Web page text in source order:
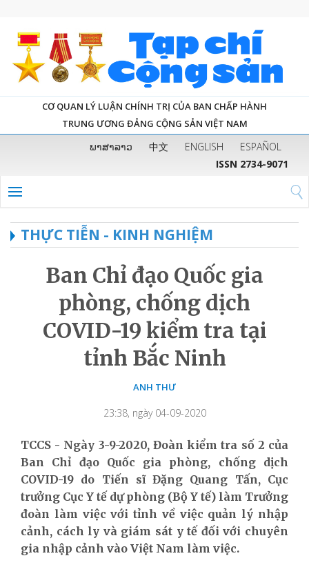
CƠ QUAN LÝ LUẬN CHÍNH TRỊ CỦA BAN CHẤP HÀNH
TRUNG ƯƠNG ĐẢNG CỘNG SẢN VIỆT NAM
ພາສາລາວ 中文 ENGLISH
ESPAÑOL
ISSN 2734-9071
THỰC TIỄN - KINH NGHIỆM
Ban Chỉ đạo Quốc gia
phòng, chống dịch
COVID-19 kiểm tra tại
tỉnh Bắc Ninh
ANH THƯ
23:38, ngày 04-09-2020
TCCS - Ngày 3-9-2020, Đoàn kiểm tra số 2 của
Ban Chỉ đạo Quốc gia phòng, chống dịch
COVID-19 do Tiến sĩ Đặng Quang Tấn, Cục
trưởng Cục Y tế dự phòng (Bộ Y tế) làm Trưởng
đoàn làm việc với tỉnh về việc quản lý nhập
cảnh, cách ly và giám sát y tế đối với chuyên
gia nhập cảnh vào Việt Nam làm việc.